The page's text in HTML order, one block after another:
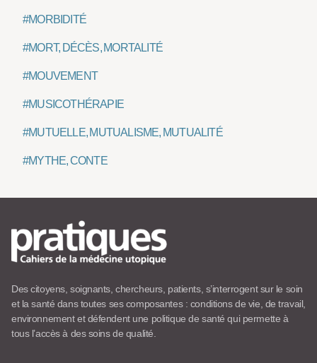
#MORBIDITÉ
#MORT, DÉCÈS, MORTALITÉ
#MOUVEMENT
#MUSICOTHÉRAPIE
#MUTUELLE, MUTUALISME, MUTUALITÉ
#MYTHE, CONTE
Des citoyens, soignants, chercheurs, patients, s’interrogent sur le soin
et la santé dans toutes ses composantes : conditions de vie, de travail,
environnement et défendent une politique de santé qui permette à
tous l’accès à des soins de qualité.